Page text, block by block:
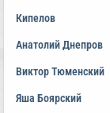
Кипелов
Анатолий Днепров
Виктор Тюменский
Яша Боярский